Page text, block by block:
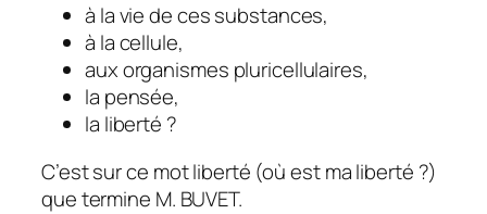
à la vie de ces substances,
à la cellule,
aux organismes pluricellulaires,
la pensée,
la liberté ?
C’est sur ce mot liberté (où est ma liberté ?)
que termine M. BUVET.